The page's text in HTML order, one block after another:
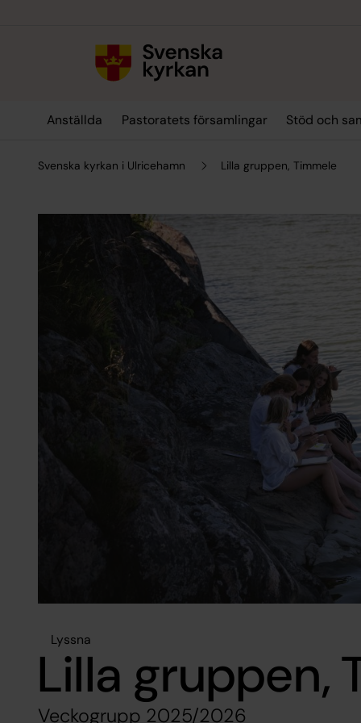
Anställda Pastoratets församlingar Stöd och
Svenska kyrkan i Ulricehamn Lilla gruppen, Timmele
Lyssna
Lilla gruppen,
Veckogrupp 2025/2026